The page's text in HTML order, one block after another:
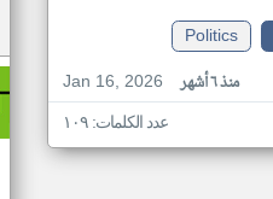
Politics
Jan 16, 2026
منذ ٦ أشهر
عدد الكلمات: ١٠٩